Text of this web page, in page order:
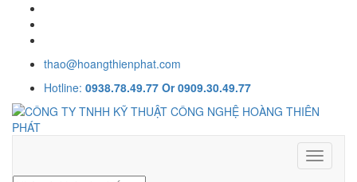
thao@hoangthienphat.com
Hotline: 0938.78.49.77 Or 0909.30.49.77
Toggle